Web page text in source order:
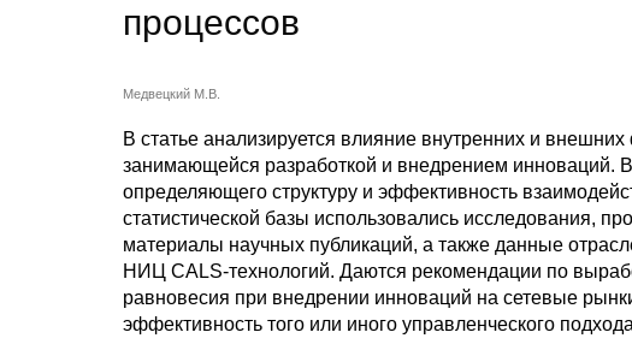
процессов
Медвецкий М.В.
В статье анализируется влияние внутренних и
занимающейся разработкой и внедрением инноваций.
определяющего структуру и эффективность
статистической базы использовались исследования,
материалы научных публикаций, а также данные
НИЦ CALS-технологий. Даются рекомендации по
равновесия при внедрении инноваций на сетевые
эффективность того или иного управленческого